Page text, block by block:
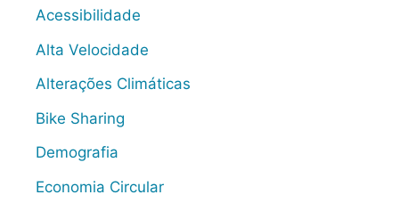
Acessibilidade
Alta Velocidade
Alterações Climáticas
Bike Sharing
Demografia
Economia Circular